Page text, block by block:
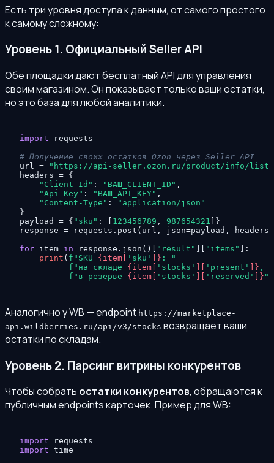
Есть три уровня доступа к данным, от самого простого
к самому сложному:
Уровень 1. Официальный Seller API
Обе площадки дают бесплатный API для управления
своим магазином. Он показывает только ваши остатки,
но это база для любой аналитики.
import requests
# Получение своих остатков Ozon через Seller API
url =
"https://api-seller.ozon.ru/product/info/list"
headers = {
"Client-Id" : "ВАШ_CLIENT_ID" ,
"Api-Key" : "ВАШ_API_KEY" ,
"Content-Type" :
"application/json"
}
payload = { "sku" : [ 123456789 , 987654321 ]}
response = requests.post(url, json=payload,
for item in response.json()[ "result" "items"
]:
print ( f"SKU {item[ 'sku' ]} : "
f"на складе {item[ 'stocks' 'present' ]} , "
f"в резерве {item[ 'stocks' 'reserved' ]} "
Аналогично у WB — endpoint https://marketplace-
api.wildberries.ru/api/v3/stocks возвращает ваши
остатки по складам.
Уровень 2. Парсинг витрины конкурентов
Чтобы собрать остатки конкурентов, обращаются к
публичным endpoints карточек. Пример для WB:
import
import time